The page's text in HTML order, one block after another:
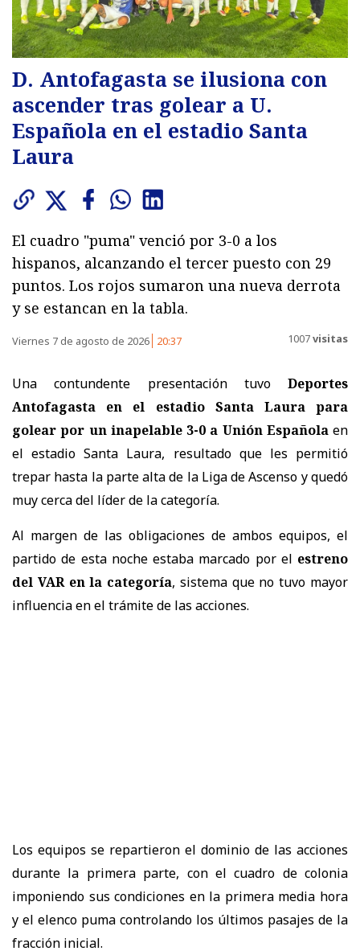
D. Antofagasta se ilusiona con
ascender tras golear a U.
Española en el estadio Santa
Laura
El cuadro "puma" venció por 3-0 a los
hispanos, alcanzando el tercer puesto con 29
puntos. Los rojos sumaron una nueva derrota
y se estancan en la tabla.
Viernes 7 de agosto de 2026 20:37 1007visitas
Una contundente presentación tuvo Deportes
Antofagasta en el estadio Santa Laura para
golear por un inapelable 3-0 a Unión Españolaen
el estadio Santa Laura, resultado que les permitió
trepar hasta la parte alta de la Liga de Ascenso y quedó
muy cerca del líder de la categoría.
Al margen de las obligaciones de ambos equipos, el
partido de esta noche estaba marcado por el estreno
del VAR en la categoría, sistema que no tuvo mayor
influencia en el trámite de las acciones.
Los equipos se repartieron el dominio de las acciones
durante la primera parte, con el cuadro de colonia
imponiendo sus condiciones en la primera media hora
y el elenco puma controlando los últimos pasajes de la
fracción inicial.